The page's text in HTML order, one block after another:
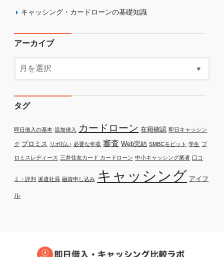
キャッシング・カードローンの基礎知識
アーカイブ
タグ
即日借入の基本 追加借入 カードローン 在籍確認 即日キャッシン
グ プロミス リボ払い 必要な年収 審査 Web完結 SMBCモビット 学生 プ
ロミスレディース 三井住友カード カードローン 中小キャッシング業者 口コ
ミ・評判 派遣社員 融資申し込み キャッシング アイフ
ル